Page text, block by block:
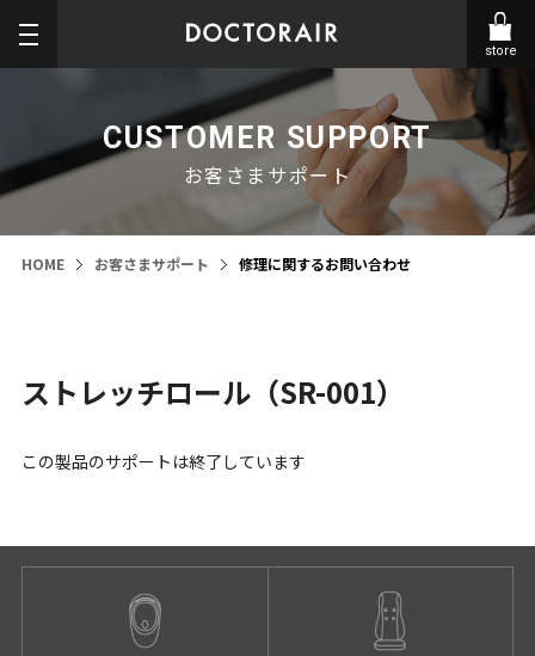
store
CUSTOMER SUPPORT
お客さまサポート
HOME お客さまサポート 修理に関するお問い合わせ
ストレッチロール（SR-001）
この製品のサポートは終了しています